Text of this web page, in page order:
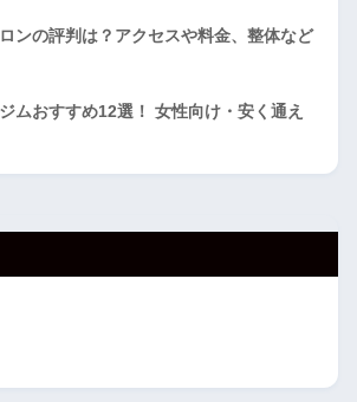
ンの評判は？アクセスや料金、整体など
ムおすすめ12選！ 女性向け・安く通え